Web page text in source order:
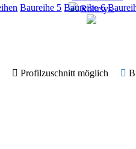
Rohrsys.
Baureihe 5 Baureihe 6
Profilzuschnitt möglich